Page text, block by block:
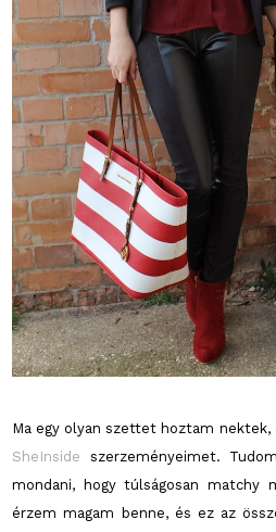
Ma egy olyan szettet hoztam nektek,
SheInside szerzeményeimet.
mondani, hogy túlságosan matchy
érzem magam benne, és ez az